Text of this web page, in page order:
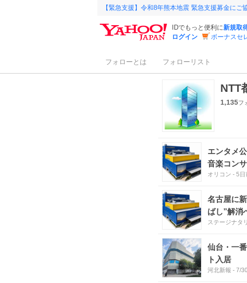
【緊急支援】令和8年熊本地震 緊急支援募金にご
IDでもっと便利に新規取
ログイン
ボーナスセ
フォローとは フォローリスト
NTT
1,135フ
エンタメ
音楽コン
オリコン - 5日
名古屋に
ばし”解消
ステージナタ
仙台・一
ト入居
河北新報 - 7/